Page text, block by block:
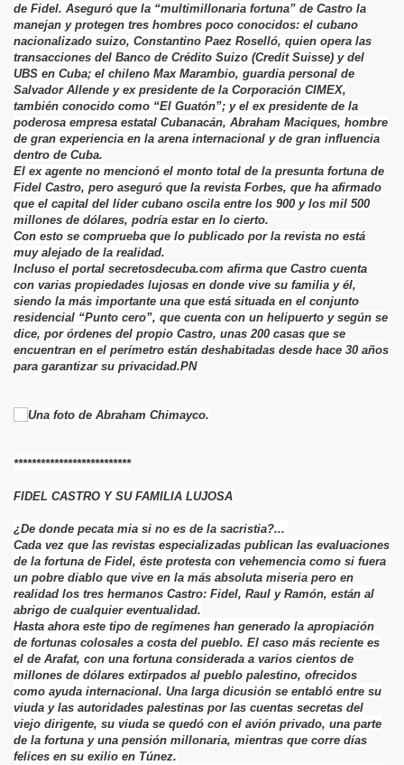
de Fidel. Aseguró que la “multimillonaria fortuna” de Castro la
manejan y protegen tres hombres poco conocidos: el cubano
nacionalizado suizo, Constantino Paez Roselló, quien opera las
transacciones del Banco de Crédito Suizo (Credit Suisse) y del
UBS en Cuba; el chileno Max Marambio, guardia personal de
Salvador Allende y ex presidente de la Corporación CIMEX,
también conocido como “El Guatón”; y el ex presidente de la
poderosa empresa estatal Cubanacán, Abraham Maciques, hombre
de gran experiencia en la arena internacional y de gran influencia
dentro de Cuba.
El ex agente no mencionó el monto total de la presunta fortuna de
Fidel Castro, pero aseguró que la revista Forbes, que ha afirmado
que el capital del líder cubano oscila entre los 900 y los mil 500
millones de dólares, podría estar en lo cierto.
Con esto se comprueba que lo publicado por la revista no está
muy alejado de la realidad.
Incluso el portal secretosdecuba.com afirma que Castro cuenta
con varias propiedades lujosas en donde vive su familia y él,
siendo la más importante una que está situada en el conjunto
residencial “Punto cero”, que cuenta con un helipuerto y según se
dice, por órdenes del propio Castro, unas 200 casas que se
encuentran en el perímetro están deshabitadas desde hace 30 años
para garantizar su privacidad.PN
**************************
FIDEL CASTRO Y SU FAMILIA LUJOSA
¿De donde pecata mia si no es de la sacristia?...
Cada vez que las revistas especializadas publican las evaluaciones
de la fortuna de Fidel, éste protesta con vehemencia como si fuera
un pobre diablo que vive en la más absoluta miseria pero en
realidad los tres hermanos Castro: Fidel, Raul y Ramón, están al
abrigo de cualquier eventualidad.
Hasta ahora este tipo de regímenes han generado la apropiación
de fortunas colosales a costa del pueblo. El caso más reciente es
el de Arafat, con una fortuna considerada a varios cientos de
millones de dólares extirpados al pueblo palestino, ofrecidos
como ayuda internacional. Una larga dicusión se entabló entre su
viuda y las autoridades palestinas por las cuentas secretas del
viejo dirigente, su viuda se quedó con el avión privado, una parte
de la fortuna y una pensión millonaria, mientras que corre días
felices en su exilio en Túnez.
A MENSAJES